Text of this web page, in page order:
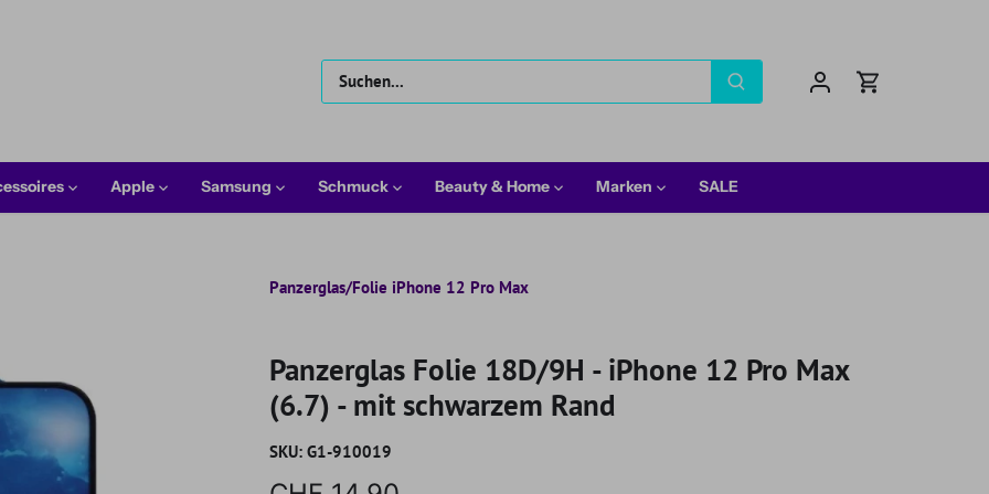
Apple Samsung Schmuck Beauty & Home Marken SALE
Panzerglas/Folie iPhone 12 Pro Max
Panzerglas Folie 18D/9H - iPhone 12 Pro Max
(6.7) - mit schwarzem Rand
SKU: G1-910019